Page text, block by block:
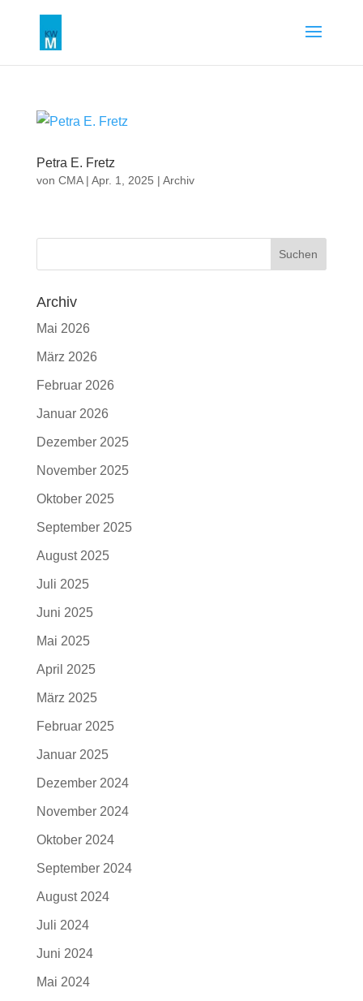
Petra E. Fretz
von CMA| Apr. 1, 2025 | Archiv
Archiv
Mai 2026
März 2026
Februar 2026
Januar 2026
Dezember 2025
November 2025
Oktober 2025
September 2025
August 2025
Juli 2025
Juni 2025
Mai 2025
April 2025
März 2025
Februar 2025
Januar 2025
Dezember 2024
November 2024
Oktober 2024
September 2024
August 2024
Juli 2024
Juni 2024
Mai 2024